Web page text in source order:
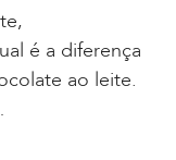
é a diferença
ao leite.